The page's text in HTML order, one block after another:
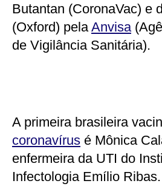
Butantan (CoronaVac) e
(Oxford) pela Anvisa
de Vigilância Sanitária).
A primeira brasileira
coronavírus é Mônica
enfermeira da UTI do
Infectologia Emílio Ribas.